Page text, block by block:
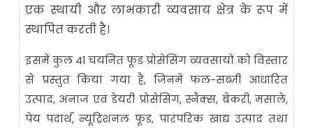
एक स्थायी और लाभकारी व्यवसाय क्षेत्र के रूप में
स्थापित करती है।
इसमें कुल 41 चयनित फूड प्रोसेसिंग व्यवसायों को विस्तार
से प्रस्तुत किया गया है, जिनमें फल-सब्ज़ी आधारित
उत्पाद, अनाज एवं डेयरी प्रोसेसिंग, स्नैक्स, बेकरी, मसाले,
पेय पदार्थ, न्यूट्रिशनल फूड, पारंपरिक खाद्य उत्पाद तथा